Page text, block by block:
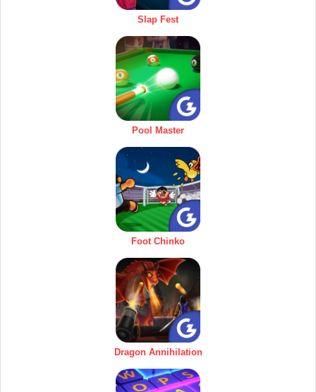
Slap Fest
Pool Master
Foot Chinko
Dragon Annihilation